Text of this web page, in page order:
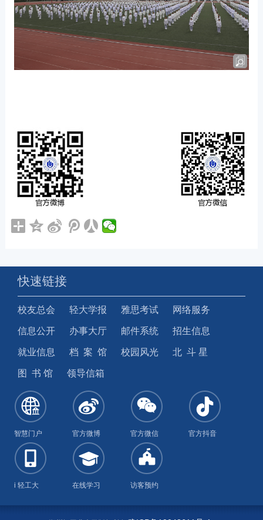
快速链接
校友总会 轻大学报 雅思考试 网络服务
信息公开 办事大厅 邮件系统 招生信息
就业信息 档 案 馆 校园风光 北 斗 星
图 书 馆 领导信箱
智慧门户 官方微博 官方微信 官方抖音
i 轻工大 在线学习 访客预约